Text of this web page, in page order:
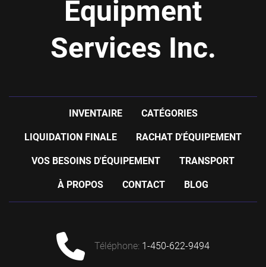
Equipment
Services Inc.
INVENTAIRE CATÉGORIES
LIQUIDATION FINALE RACHAT D'ÉQUIPEMENT
VOS BESOINS D'ÉQUIPEMENT TRANSPORT
À PROPOS CONTACT BLOG
téléphone: 1-450-622-9494